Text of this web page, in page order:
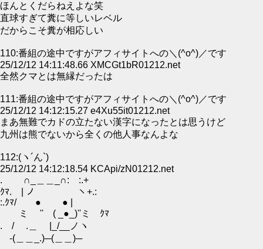
ほんとくだらねえよな笑
直球すぎて糞に等しいレベル
だからこそ糞が相応しい
110:番組の途中ですがアフィサイトへの＼(^o^)／です
25/12/12 14:11:48.66 XMCGt1bR01212.net
全然クマとは無縁だったは
111:番組の途中ですがアフィサイトへの＼(^o^)／です
25/12/12 14:12:15.27 e4Xu55it01212.net
まあ無難でカドの立たない漢字になったとは思うけど
九州は熊でないから全くの他人事なんよな
112:(ヽ´ん`)
25/12/12 14:12:18.54 KCApi/zN01212.net
. ∩_＿＿_∩: :.+
ｸﾏ. | ノ ヽ+.:
:.ｸﾏ/ ● ● |
ミ '' ( _●_)''ミ ｸﾏ
. / .＿ |_/__ノヽ
-(＿＿_.)─(＿＿)─